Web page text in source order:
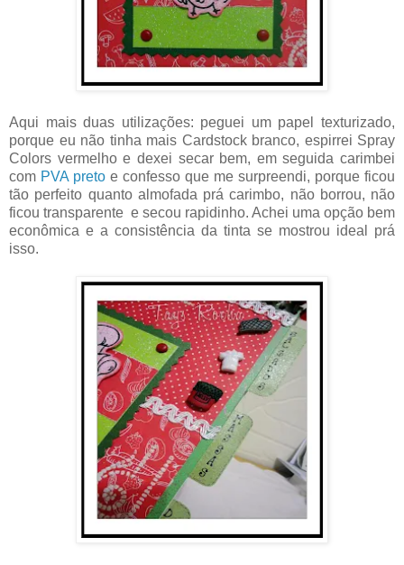
Aqui mais duas utilizações: peguei um papel texturizado,
porque eu não tinha mais Cardstock branco, espirrei Spray
Colors vermelho e dexei secar bem, em seguida carimbei
com PVA preto e confesso que me surpreendi, porque ficou
tão perfeito quanto almofada prá carimbo, não borrou, não
ficou transparente e secou rapidinho. Achei uma opção bem
econômica e a consistência da tinta se mostrou ideal prá
isso.